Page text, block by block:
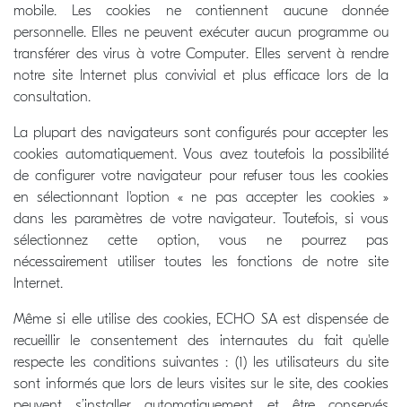
mobile. Les cookies ne contiennent aucune donnée
personnelle. Elles ne peuvent exécuter aucun programme ou
transférer des virus à votre Computer. Elles servent à rendre
notre site Internet plus convivial et plus efficace lors de la
consultation.
La plupart des navigateurs sont configurés pour accepter les
cookies automatiquement. Vous avez toutefois la possibilité
de configurer votre navigateur pour refuser tous les cookies
en sélectionnant l'option « ne pas accepter les cookies »
dans les paramètres de votre navigateur. Toutefois, si vous
sélectionnez cette option, vous ne pourrez pas
nécessairement utiliser toutes les fonctions de notre site
Internet.
Même si elle utilise des cookies, ECHO SA est dispensée de
recueillir le consentement des internautes du fait qu'elle
respecte les conditions suivantes : (1) les utilisateurs du site
sont informés que lors de leurs visites sur le site, des cookies